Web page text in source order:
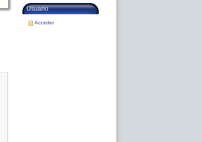
Usuario
Acceder